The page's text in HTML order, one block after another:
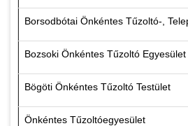
Borsodbótai Önkéntes Tűzoltó-,
Bozsoki Önkéntes Tűzoltó Egyesület
Bögöti Önkéntes Tűzoltó Testület
Önkéntes Tűzoltóegyesület